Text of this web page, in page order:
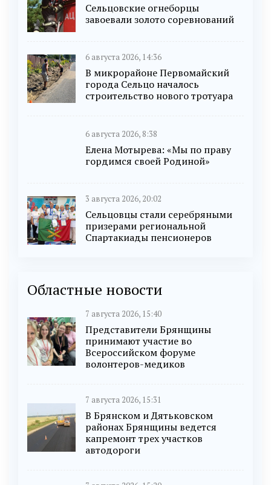
Сельцовские огнеборцы
завоевали золото соревнований
6 августа 2026, 14:36
В микрорайоне Первомайский
города Сельцо началось
строительство нового тротуара
6 августа 2026, 8:38
Елена Мотырева: «Мы по праву
гордимся своей Родиной»
3 августа 2026, 20:02
Сельцовцы стали серебряными
призерами региональной
Спартакиады пенсионеров
Областные новости
7 августа 2026, 15:40
Представители Брянщины
принимают участие во
Всероссийском форуме
волонтеров-медиков
7 августа 2026, 15:31
В Брянском и Дятьковском
районах Брянщины ведется
капремонт трех участков
автодороги